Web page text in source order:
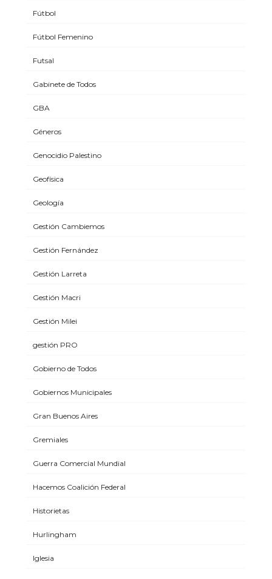
Fútbol
Fútbol Femenino
Futsal
Gabinete de Todos
GBA
Géneros
Genocidio Palestino
Geofísica
Geología
Gestión Cambiemos
Gestión Fernández
Gestión Larreta
Gestión Macri
Gestión Milei
gestión PRO
Gobierno de Todos
Gobiernos Municipales
Gran Buenos Aires
Gremiales
Guerra Comercial Mundial
Hacemos Coalición Federal
Historietas
Hurlingham
Iglesia